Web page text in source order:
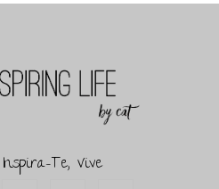
Te, Vive